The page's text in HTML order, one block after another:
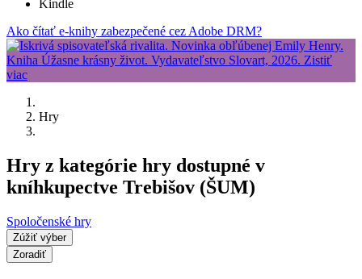
Kindle
Ako čítať e-knihy zabezpečené cez Adobe DRM?
Hry
Hry z kategórie hry dostupné v
kníhkupectve Trebišov (ŠUM)
Spoločenské hry
Zúžiť výber
Zoradiť